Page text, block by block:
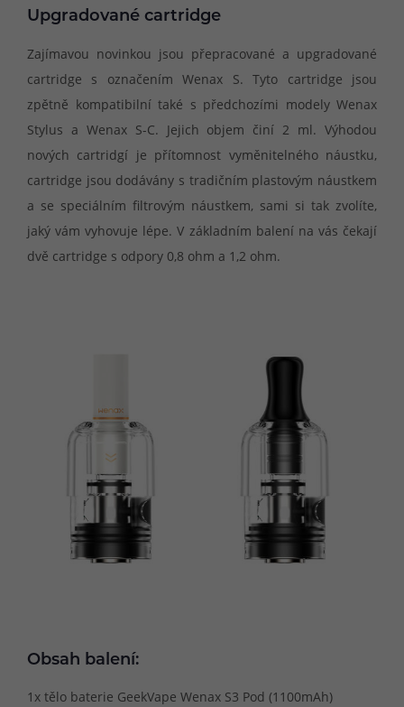
Upgradované cartridge
Zajímavou novinkou jsou přepracované a upgradované
cartridge s označením Wenax S. Tyto cartridge jsou
zpětně kompatibilní také s předchozími modely Wenax
Stylus a Wenax S-C. Jejich objem činí 2 ml. Výhodou
nových cartridgí je přítomnost vyměnitelného náustku,
cartridge jsou dodávány s tradičním plastovým náustkem
a se speciálním filtrovým náustkem, sami si tak zvolíte,
jaký vám vyhovuje lépe. V základním balení na vás čekají
dvě cartridge s odpory 0,8 ohm a 1,2 ohm.
Obsah balení:
1x tělo baterie GeekVape Wenax S3 Pod (1100mAh)